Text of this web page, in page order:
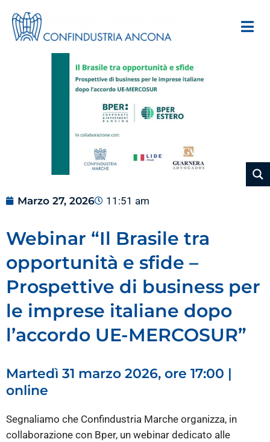
Marzo 27, 2026 11:51 am
Webinar “Il Brasile tra
opportunità e sfide –
Prospettive di business per
le imprese italiane dopo
l’accordo UE-MERCOSUR”
Martedì 31 marzo 2026, ore 17:00 |
online
Segnaliamo che Confindustria Marche organizza, in
collaborazione con Bper, un webinar dedicato alle